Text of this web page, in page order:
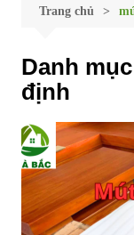
Trang chủ
Danh
định